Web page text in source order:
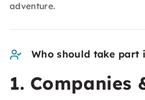
adventure.
Who should take part
1. Companies